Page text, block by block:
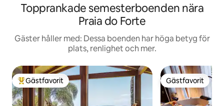
Topprankade semesterboenden nära
Praia do Forte
Gäster håller med: Dessa boenden har höga betyg för
plats, renlighet och mer.
Populär gästfavorit
Gästfavorit Gästfavorit
Gästfavorit